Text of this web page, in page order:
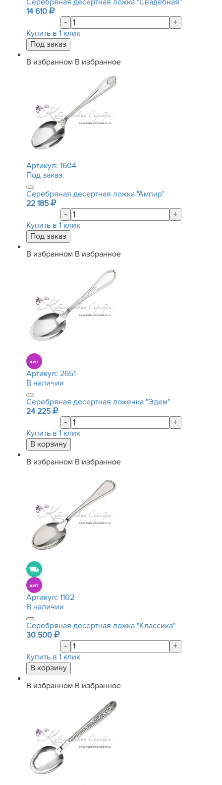
Серебряная десертная ложка "Свадебная"
14 610
-
+
Купить в 1 клик
В избранном В избранное
Артикул: 1604
Под заказ
Серебряная десертная ложка "Ампир"
22 185
-
+
Купить в 1 клик
В избранном В избранное
Артикул: 2651
В наличии
Серебряная десертная ложечка "Эдем"
24 225
-
+
Купить в 1 клик
В избранном В избранное
Артикул: 1102
В наличии
Серебряная десертная ложка "Классика"
30 500
-
+
Купить в 1 клик
В избранном В избранное